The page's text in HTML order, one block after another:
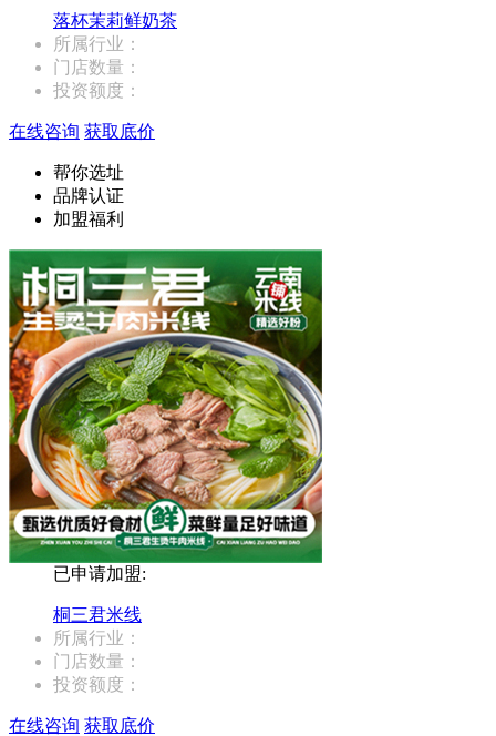
落杯茉莉鲜奶茶
所属行业：
门店数量：
投资额度：
在线咨询 获取底价
帮你选址
品牌认证
加盟福利
已申请加盟:
桐三君米线
所属行业：
门店数量：
投资额度：
在线咨询 获取底价